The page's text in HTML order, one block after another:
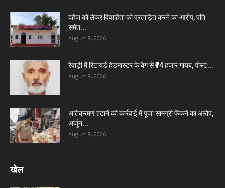
दहेज को लेकर विवाहिता को प्रताड़ित करने का आरोप, पति
समेत...
August 8, 2026
रेवाड़ी में रिटायर्ड हेडमास्टर के बैग से ₹74 हजार गायब, पोस्ट...
August 8, 2026
अतिक्रमण हटाने की कार्रवाई में पूजा सामग्री फेंकने का आरोप,
अर्जुन...
August 8, 2026
खेल